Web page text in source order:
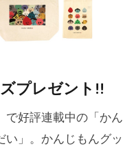
プレゼント!!
で好評連載中の「かん
い」。かんじもんグッ